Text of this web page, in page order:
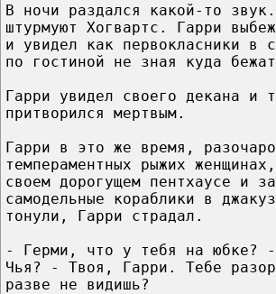
В ночи раздался какой-то
штурмуют Хогвартс. Гарри
и увидел как первокласники в
по гостиной не зная куда
Гарри увидел своего декана и
притворился мертвым.
Гарри в это же время,
темпераментных рыжих
своем дорогущем пентхаусе и
самодельные кораблики в
тонули, Гарри страдал.
- Герми, что у тебя на юбке?
Чья? - Твоя, Гарри. Тебе
разве не видишь?